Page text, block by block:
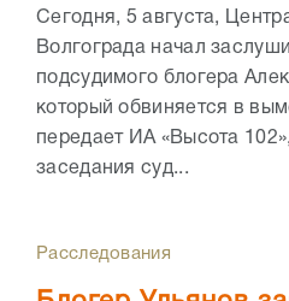
Сегодня, 5 августа,
Волгограда начал
подсудимого блогера
который обвиняется в
передает ИА «Высота
заседания суд...
Расследования